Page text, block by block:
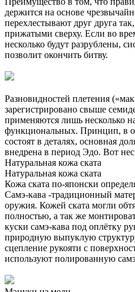
держится на основе
перехлестывают друг друга
прижатыми сверху. Если во
несколько будут разрублены,
позволит окончить битву.
Разновидностей плетения
зарегистрировано свыше
применяются лишь несколько
функциональных. Принцип, в
состоят в деталях, основная
внедрена в период Эдо. Вот
Натуральная кожа ската
Натуральная кожа ската
Кожа ската по-японски
Самэ-кава -традиционный
оружия. Кожей ската могли
полностью, а так же
куски самэ-кава под оплётку
природную выпуклую
сцепление рукояти с
используют полированную